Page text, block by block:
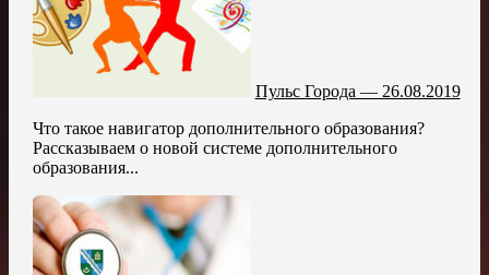
Пульс Города — 26.08.2019
Что такое навигатор дополнительного образования?
Рассказываем о новой системе дополнительного
образования...